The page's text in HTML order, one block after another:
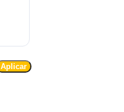
Aplicar